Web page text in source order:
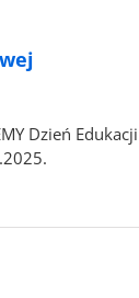
Dzień